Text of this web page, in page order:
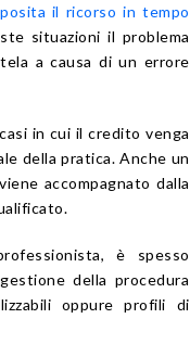
il ricorso in tempo
situazioni il problema
a causa di un errore
in cui il credito venga
della pratica. Anche un
accompagnato dalla
è spesso
della procedura
oppure profili di